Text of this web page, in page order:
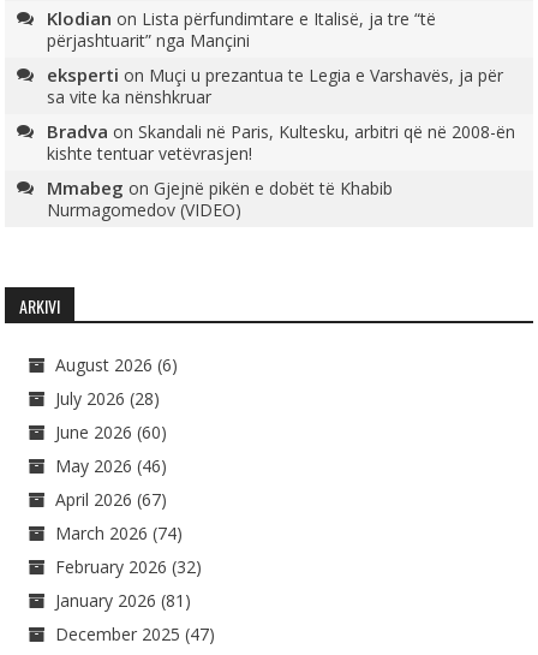
Klodian on Lista përfundimtare e Italisë, ja tre “të
përjashtuarit” nga Mançini
eksperti on Muçi u prezantua te Legia e Varshavës, ja për
sa vite ka nënshkruar
Bradva onSkandali në Paris, Kultesku, arbitri që në 2008-ën
kishte tentuar vetëvrasjen!
Mmabeg onGjejnë pikën e dobët të Khabib
Nurmagomedov (VIDEO)
ARKIVI
August 2026 (6)
July 2026 (28)
June 2026 (60)
May 2026 (46)
April 2026 (67)
March 2026 (74)
February 2026 (32)
January 2026 (81)
December 2025 (47)